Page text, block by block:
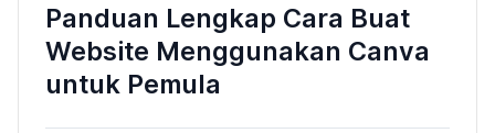
Panduan Lengkap Cara Buat
Website Menggunakan Canva
untuk Pemula